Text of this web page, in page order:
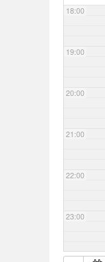
18:00
19:00
20:00
21:00
22:00
23:00